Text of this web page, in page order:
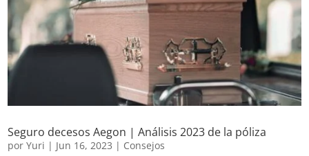
Seguro decesos Aegon | Análisis 2023 de la póliza
porYuri | Jun 16, 2023 | Consejos